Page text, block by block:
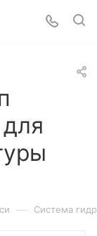
— Система